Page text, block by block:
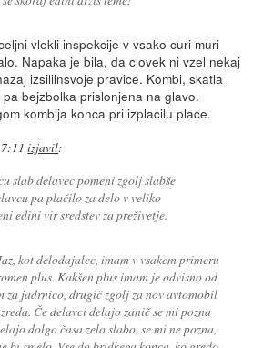
vlekli inspekcije v vsako curi muri
Napaka je bila, da clovek ni vzel nekaj
izsililnsvoje pravice. Kombi, skatla
bejzbolka prislonjena na glavo.
kombija konca pri izplacilu place.
izjavil:
slab delavec pomeni zgolj slabše
pa plačilo za delo v veliko
edini vir sredstev za preživetje.
kot delodajalec, imam v vsakem primeru
plus. Kakšen plus imam je odvisno od
za jadrnico, drugič zgolj za nov avtomobil
Če delavci delajo zanič se mi pozna
dolgo časa zelo slabo, se mi ne pozna,